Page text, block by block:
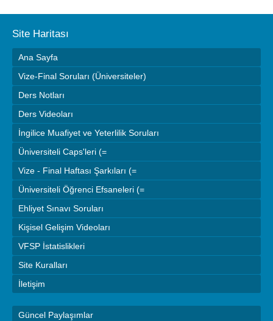
Site Haritası
Ana Sayfa
Vize-Final Soruları (Üniversiteler)
Ders Notları
Ders Videoları
İngilice Muafiyet ve Yeterlilik Soruları
Üniversiteli Caps'leri (=
Vize - Final Haftası Şarkıları (=
Üniversiteli Öğrenci Efsaneleri (=
Ehliyet Sınavı Soruları
Kişisel Gelişim Videoları
VFSP İstatislikleri
Site Kuralları
İletişim
Güncel Paylaşımlar